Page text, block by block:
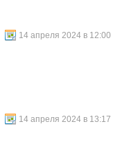
14 апреля 2024 в 12:00
14 апреля 2024 в 13:17